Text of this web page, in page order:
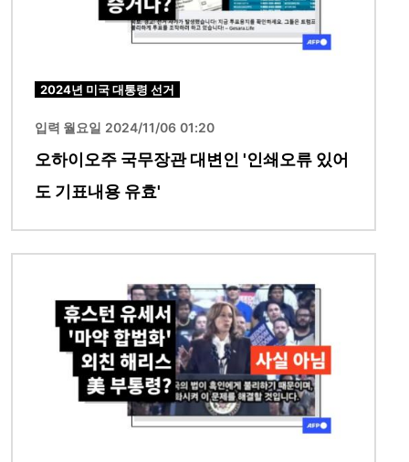
2024년 미국 대통령 선거
입력 월요일 2024/11/06 01:20
오하이오주 국무장관 대변인 '인쇄오류 있어
도 기표내용 유효'